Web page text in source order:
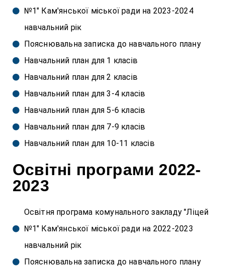
№1" Кам'янської міської ради на 2023-2024
навчальний рік
Пояснювальна записка до навчального плану
Навчальний план для 1 класів
Навчальний план для 2 класів
Навчальний план для 3-4 класів
Навчальний план для 5-6 класів
Навчальний план для 7-9 класів
Навчальний план для 10-11 класів
Освітні програми 2022-
2023
Освітня програма комунального закладу "Ліцей
№1" Кам'янської міської ради на 2022-2023
навчальний рік
Пояснювальна записка до навчального плану